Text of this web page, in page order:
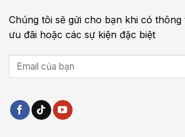
Chúng tôi sẽ gửi cho bạn khi có
ưu đãi hoặc các sự kiện đặc biệt